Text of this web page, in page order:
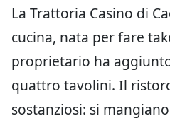
La Trattoria Casino di
cucina, nata per fare
proprietario ha
quattro tavolini. Il
sostanziosi: si